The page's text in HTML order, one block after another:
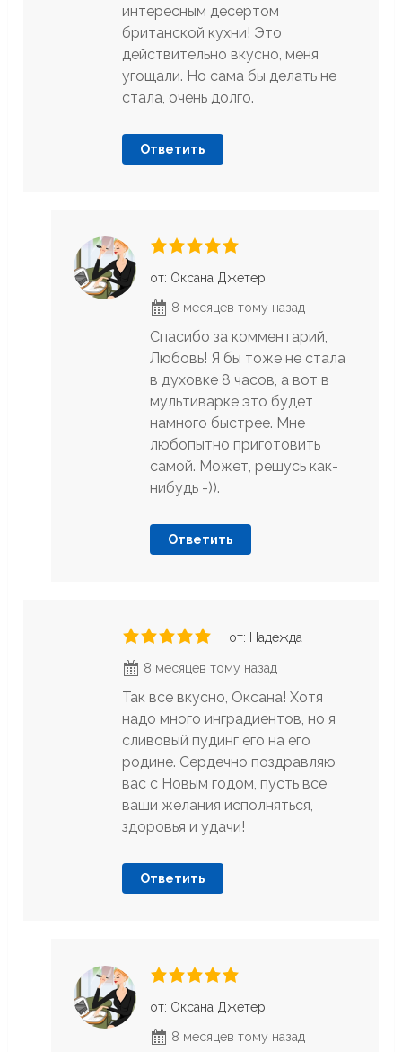
интересным десертом
британской кухни! Это
действительно вкусно, меня
угощали. Но сама бы делать не
стала, очень долго.
Ответить
от: Оксана Джетер
8 месяцев тому назад
Спасибо за комментарий,
Любовь! Я бы тоже не стала
в духовке 8 часов, а вот в
мультиварке это будет
намного быстрее. Мне
любопытно приготовить
самой. Может, решусь как-
нибудь -)).
Ответить
от: Надежда
8 месяцев тому назад
Так все вкусно, Оксана! Хотя
надо много инградиентов, но я
сливовый пудинг его на его
родине. Сердечно поздравляю
вас с Новым годом, пусть все
ваши желания исполняться,
здоровья и удачи!
Ответить
от: Оксана Джетер
8 месяцев тому назад